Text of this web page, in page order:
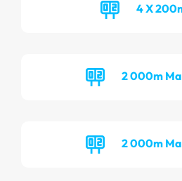
4 X
2 000m
2 000m